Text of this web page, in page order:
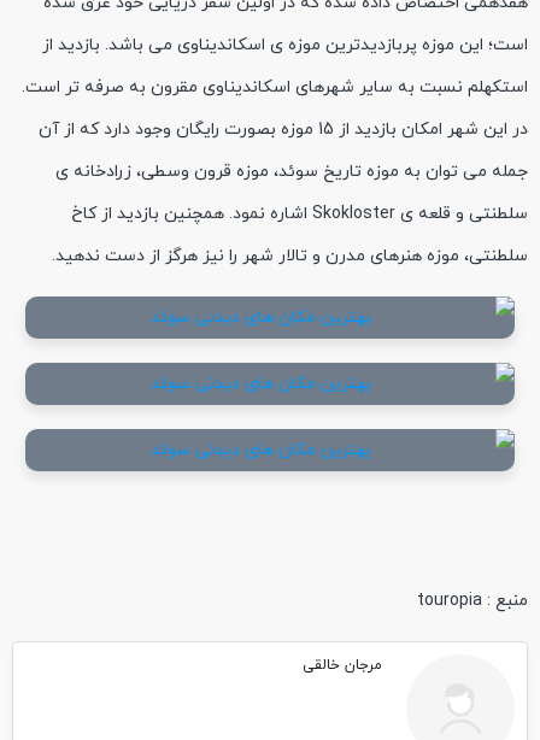
است؛ این موزه پربازدیدترین موزه ی اسکاندیناوی می باشد. بازدید از
استکهلم نسبت به سایر شهرهای اسکاندیناوی مقرون به صرفه تر است.
در این شهر امکان بازدید از 15 موزه بصورت رایگان وجود دارد که از آن
جمله می توان به موزه تاریخ سوئد، موزه قرون وسطی، زرادخانه ی
سلطنتی و قلعه ی Skokloster اشاره نمود. همچنین بازدید از کاخ
سلطنتی، موزه هنرهای مدرن و تالار شهر را نیز هرگز از دست ندهید.
منبع : touropia
مرجان خالقی